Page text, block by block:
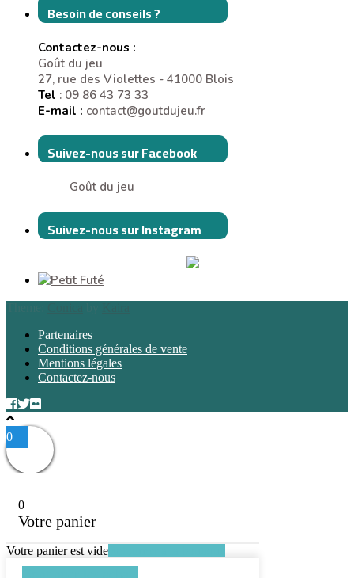
Besoin de conseils ?
Contactez-nous :
Goût du jeu
27, rue des Violettes - 41000 Blois
Tel : 09 86 43 73 33
E-mail : contact@goutdujeu.fr
Suivez-nous sur Facebook
Goût du jeu
Suivez-nous sur Instagram
Partenaires
Conditions générales de vente
Mentions légales
Contactez-nous
0
0
Votre panier
Votre panier est vide